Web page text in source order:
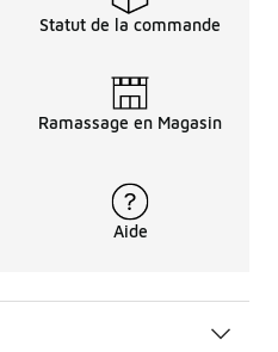
Statut de la commande
Ramassage en Magasin
Aide